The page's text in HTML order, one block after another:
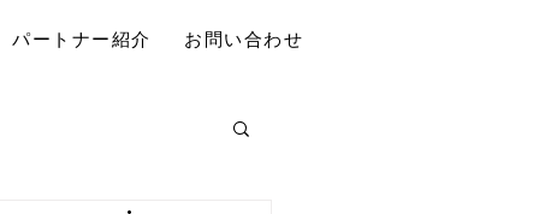
パートナー紹介 お問い合わせ